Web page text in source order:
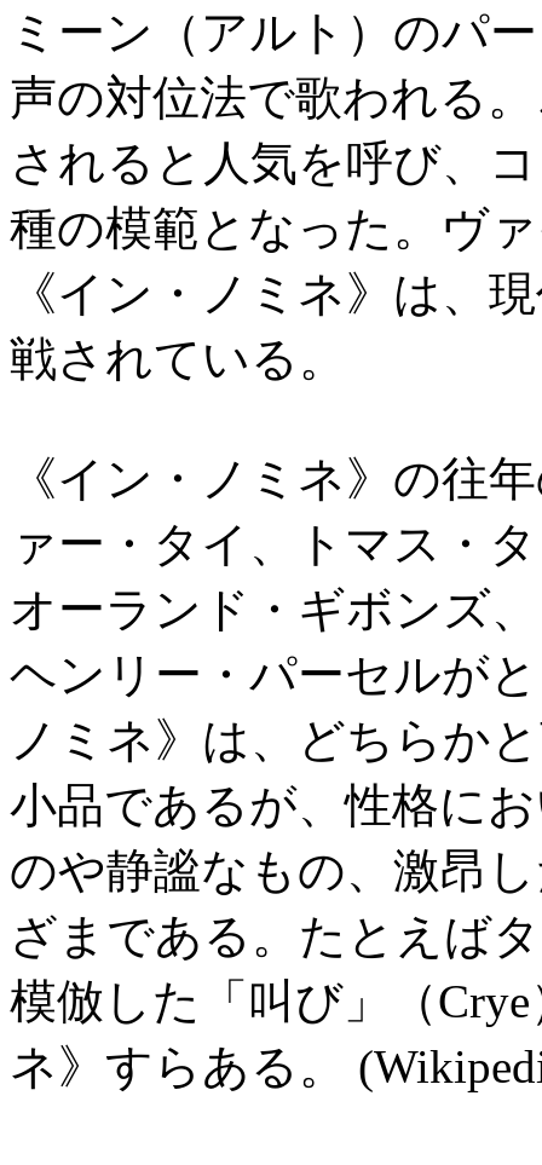
ミーン（アルト）のパ
声の対位法で歌われる
されると人気を呼び、
種の模範となった。ヴ
《イン・ノミネ》は、
戦されている。
《イン・ノミネ》の往
ァー・タイ、トマス・
オーランド・ギボンズ
ヘンリー・パーセルが
ノミネ》は、どちらか
小品であるが、性格に
のや静謐なもの、激昂
ざまである。たとえば
模倣した「叫び」（
ネ》すらある。